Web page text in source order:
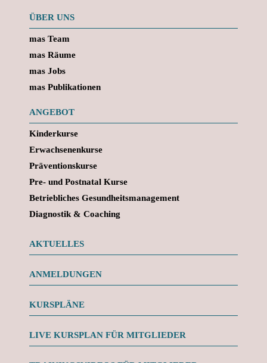
ÜBER UNS
mas Team
mas Räume
mas Jobs
mas Publikationen
ANGEBOT
Kinderkurse
Erwachsenenkurse
Präventionskurse
Pre- und Postnatal Kurse
Betriebliches Gesundheitsmanagement
Diagnostik & Coaching
AKTUELLES
ANMELDUNGEN
KURSPLÄNE
LIVE KURSPLAN FÜR MITGLIEDER